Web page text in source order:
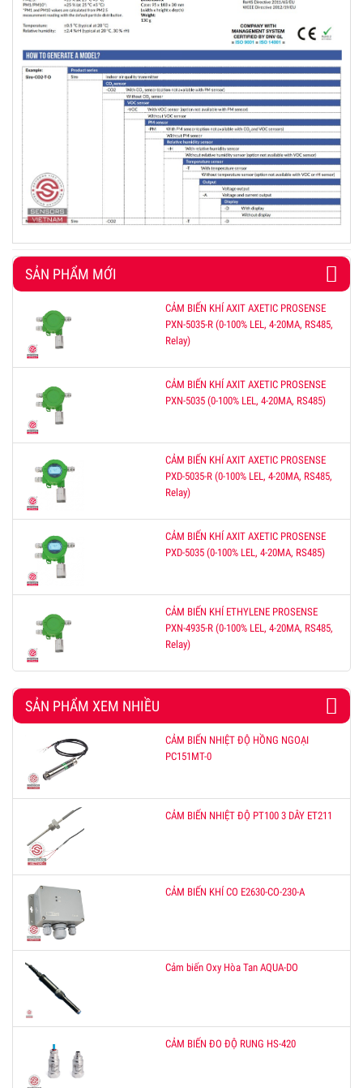
SẢN PHẨM MỚI
CẢM BIẾN KHÍ AXIT AXETIC PROSENSE
PXN-5035-R (0-100% LEL, 4-20MA, RS485,
Relay)
CẢM BIẾN KHÍ AXIT AXETIC PROSENSE
PXN-5035 (0-100% LEL, 4-20MA, RS485)
CẢM BIẾN KHÍ AXIT AXETIC PROSENSE
PXD-5035-R (0-100% LEL, 4-20MA, RS485,
Relay)
CẢM BIẾN KHÍ AXIT AXETIC PROSENSE
PXD-5035 (0-100% LEL, 4-20MA, RS485)
CẢM BIẾN KHÍ ETHYLENE PROSENSE
PXN-4935-R (0-100% LEL, 4-20MA, RS485,
Relay)
SẢN PHẨM XEM NHIỀU
CẢM BIẾN NHIỆT ĐỘ HỒNG NGOẠI
PC151MT-0
CẢM BIẾN NHIỆT ĐỘ PT100 3 DÂY ET211
CẢM BIẾN KHÍ CO E2630-CO-230-A
Cảm biến Oxy Hòa Tan AQUA-DO
CẢM BIẾN ĐO ĐỘ RUNG HS-420